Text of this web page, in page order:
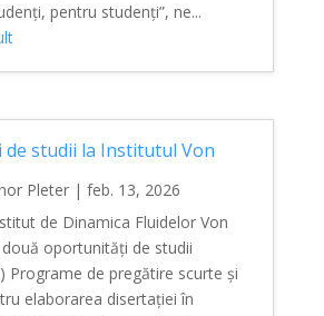
pentru studenți”, ne...
studii la Institutul Von
Pleter| feb. 13, 2026
de Dinamica Fluidelor Von
oportunități de studii
Programe de pregătire scurte și
elaborarea disertației în